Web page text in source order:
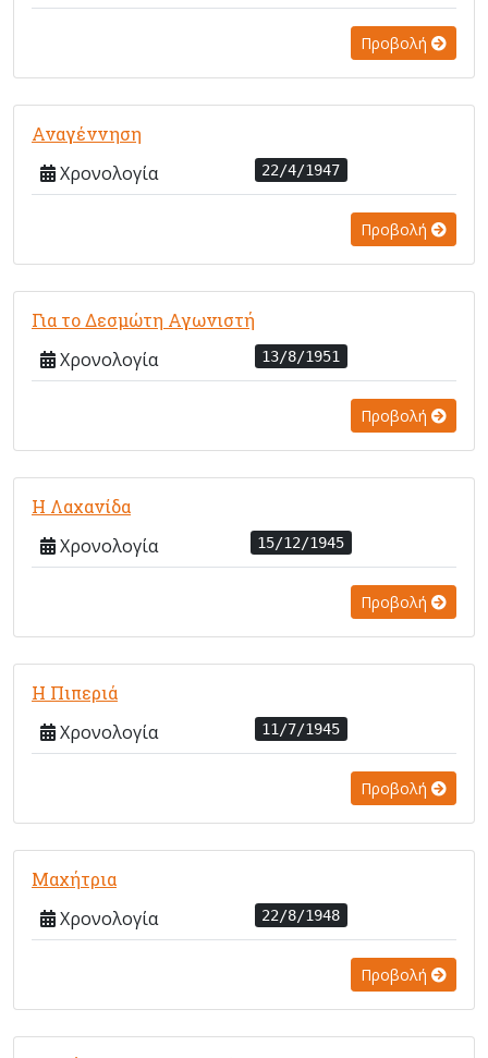
Προβολή
Αναγέννηση
Χρονολογία 22/4/1947
Προβολή
Για το Δεσμώτη Αγωνιστή
Χρονολογία 13/8/1951
Προβολή
Η Λαχανίδα
Χρονολογία 15/12/1945
Προβολή
Η Πιπεριά
Χρονολογία 11/7/1945
Προβολή
Μαχήτρια
Χρονολογία 22/8/1948
Προβολή